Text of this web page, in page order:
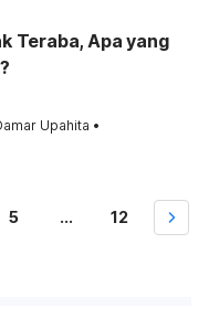
Teraba, Apa yang
Upahita •
5 ... 12